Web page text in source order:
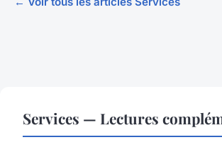
Services — Lectures